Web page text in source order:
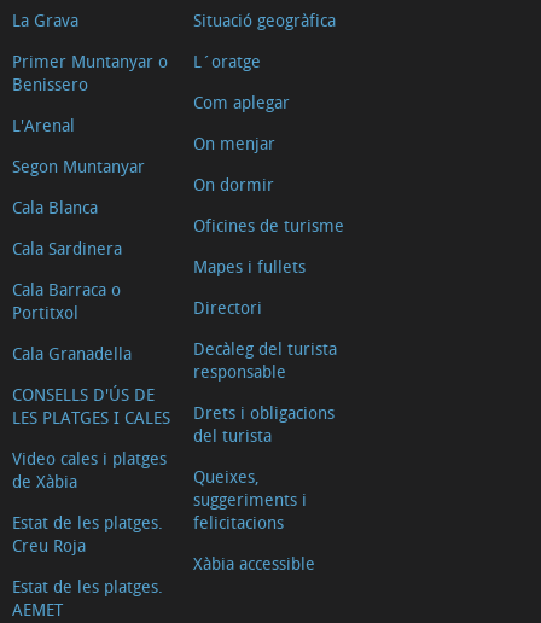
La Grava
Primer Muntanyar o
Benissero
L'Arenal
Segon Muntanyar
Cala Blanca
Cala Sardinera
Cala Barraca o
Portitxol
Cala Granadella
CONSELLS D'ÚS DE
LES PLATGES I CALES
Video cales i platges
de Xàbia
Estat de les platges.
Creu Roja
Estat de les platges.
AEMET
Situació geogràfica
L´oratge
Com aplegar
On menjar
On dormir
Oficines de turisme
Mapes i fullets
Directori
Decàleg del turista
responsable
Drets i obligacions
del turista
Queixes,
suggeriments i
felicitacions
Xàbia accessible